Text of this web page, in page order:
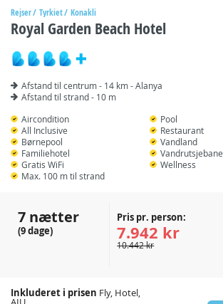
Rejser Tyrkiet Konakli
Royal Garden Beach Hotel
Afstand til centrum - 14 km - Alanya
Afstand til strand - 10 m
Aircondition
All Inclusive
Børnepool
Familiehotel
Gratis WiFi
Max. 100 m til strand
Pool
Restaurant
Vandland
Vandrutsjebane
Wellness
7 nætter
(9 dage)
Pris pr. person:
7.942 kr
10.442 kr
Inkluderet i prisen Fly, Hotel,